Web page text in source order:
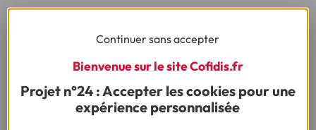
Besoin d'en savoir plus sur le crédit ?
(1) Vous recevrez ensuite un contrat pré-rempli qu'il vous faudra nous
Continuer sans accepter
Bienvenue sur le site Cofidis.fr
Projet n°24 : Accepter les cookies pour une
expérience personnalisée